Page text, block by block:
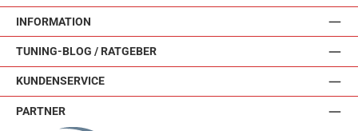
INFORMATION
TUNING-BLOG / RATGEBER
KUNDENSERVICE
PARTNER